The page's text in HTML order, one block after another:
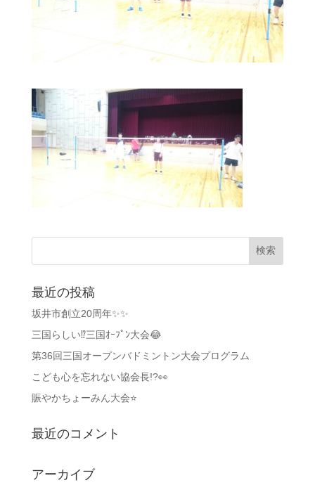
最近の投稿
坂井市創立20周年✨✨
三国らしい⁉️三国ｵｰﾌﾟﾝ大会😂
第36回三国オープンバドミントン大会プログラム
こども心を忘れない協会長!?👀
賑やかちょーみん大会⭐
最近のコメント
アーカイブ